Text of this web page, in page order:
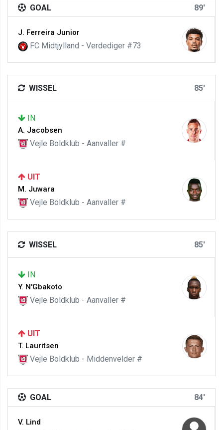
GOAL 89'
J. Ferreira Junior
FC Midtjylland - Verdediger #73
WISSEL 85'
IN
A. Jacobsen
Vejle Boldklub - Aanvaller #
UIT
M. Juwara
Vejle Boldklub - Aanvaller #
WISSEL 85'
IN
Y. N'Gbakoto
Vejle Boldklub - Aanvaller #
UIT
T. Lauritsen
Vejle Boldklub - Middenvelder #
GOAL 84'
V. Lind